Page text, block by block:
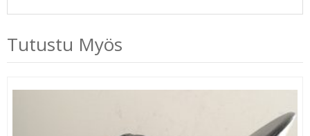
Tutustu Myös